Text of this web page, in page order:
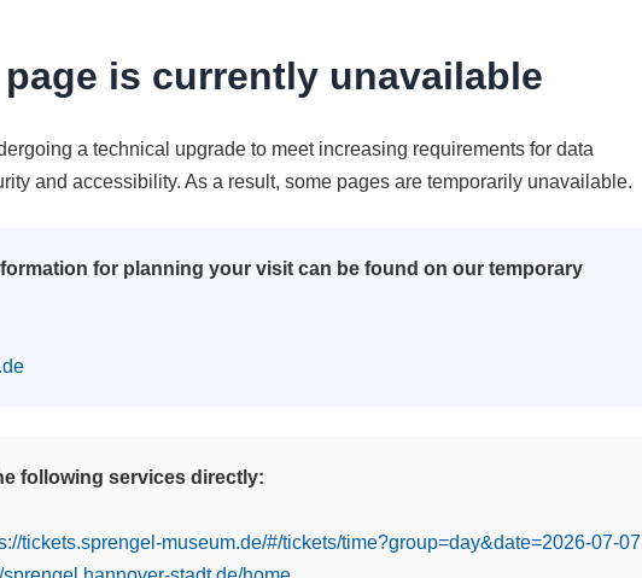
is currently unavailable
a technical upgrade to meet increasing requirements for data
and accessibility. As a result, some pages are temporarily unavailable.
for planning your visit can be found on our temporary
following services directly:
tickets.sprengel-museum.de/#/tickets/time?group=day&date=2026-07-07